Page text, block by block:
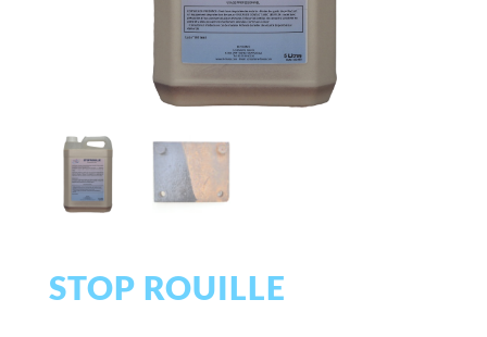
STOP ROUILLE